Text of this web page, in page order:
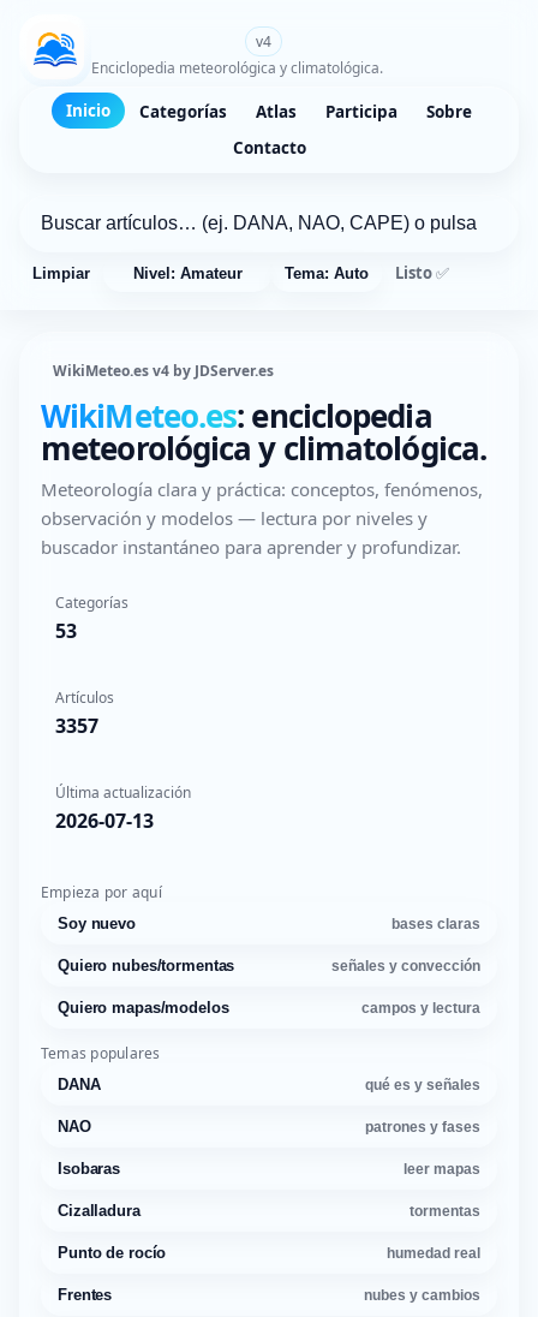
v4
Enciclopedia meteorológica y climatológica.
Inicio Categorías Atlas Participa
Sobre
Contacto
Limpiar Nivel: Amateur Tema: Auto Listo ✅
WikiMeteo.es v4 by JDServer.es
WikiMeteo.es: enciclopedia
meteorológica y climatológica.
Meteorología clara y práctica: conceptos, fenómenos,
observación y modelos — lectura por niveles y
buscador instantáneo para aprender y profundizar.
Categorías
53
Artículos
3357
Última actualización
2026-07-13
Empieza por aquí
Soy nuevo bases claras
Quiero nubes/tormentas señales y convección
Quiero mapas/modelos campos y lectura
Temas populares
DANA qué es y señales
NAO patrones y fases
Isobaras leer mapas
Cizalladura tormentas
Punto de rocío humedad real
Frentes nubes y cambios